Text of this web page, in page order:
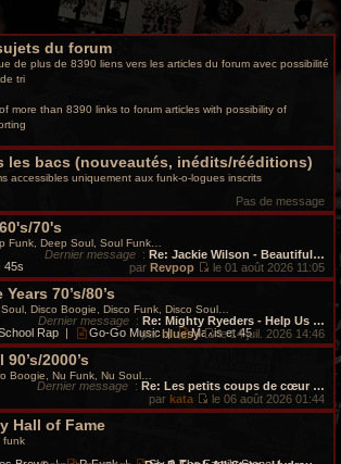
o
v
du forum
de plus de 8390 liens vers les articles du forum avec possibilité
tri
more than 8390 links to forum articles with possibility of
les bacs (nouveautés, inédits/rééditions)
accessibles uniquement aux funk-o-logues inscrits
Pas de message
70's
Funk, Deep Soul, Soul Funk…
45s
Dernier message : Re: Jackie Wilson - Beautiful…
par Revpop
V
r
l
e
r
n
i
e
le 01 août 2026 11:05
70’s/80’s
Disco Boogie, Disco Funk, Disco Soul…
Rap | Go-Go Music | Maxis et 45
Dernier message : Re: Mighty Ryeders - Help Us …
parbluesy
V
r
l
e
n
le 14 juil. 2026 14:46
2000’s
Boogie, Nu Funk, Nu Soul…
Dernier message : Re: Les petits coups de cœur …
par kata
V
l
le 06 août 2026 01:44
Hall of Fame
funk